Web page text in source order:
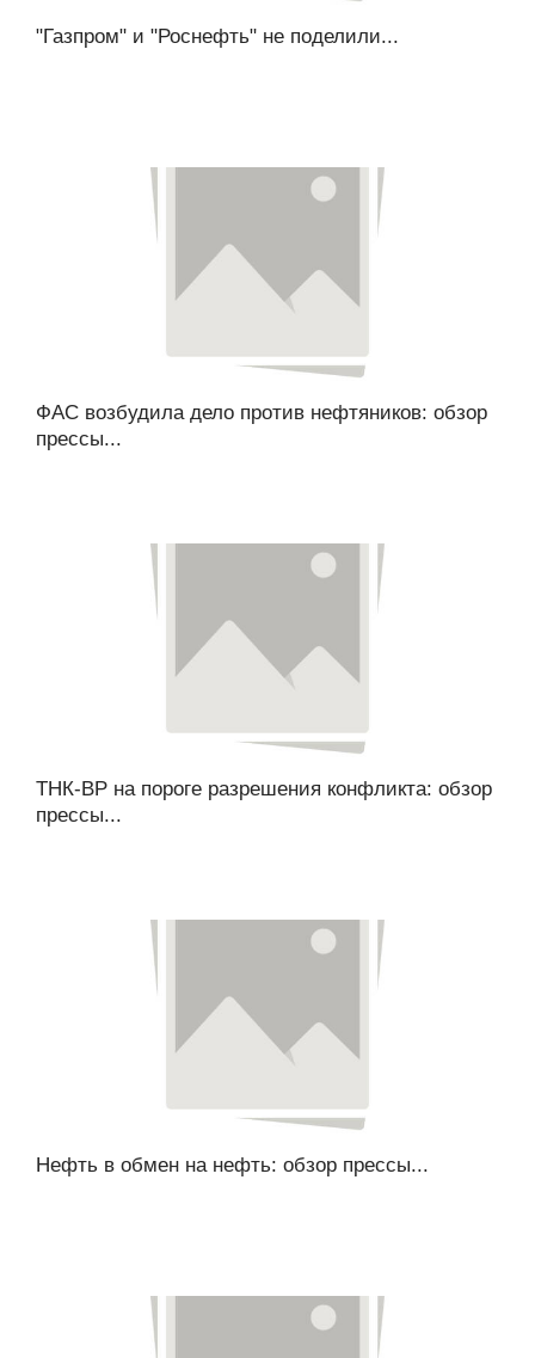
"Газпром" и "Роснефть" не поделили...
ФАС возбудила дело против нефтяников: обзор
прессы...
ТНК-BP на пороге разрешения конфликта: обзор
прессы...
Нефть в обмен на нефть: обзор прессы...